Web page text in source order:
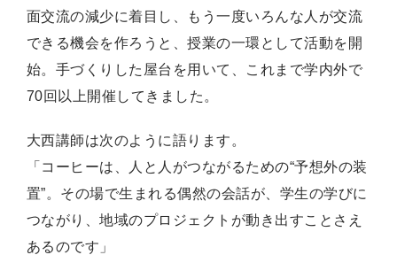
面交流の減少に着目し、もう一度いろんな人が交流
できる機会を作ろうと、授業の一環として活動を開
始。手づくりした屋台を用いて、これまで学内外で
70回以上開催してきました。
大西講師は次のように語ります。
「コーヒーは、人と人がつながるための“予想外の装
置”。その場で生まれる偶然の会話が、学生の学びに
つながり、地域のプロジェクトが動き出すことさえ
あるのです」